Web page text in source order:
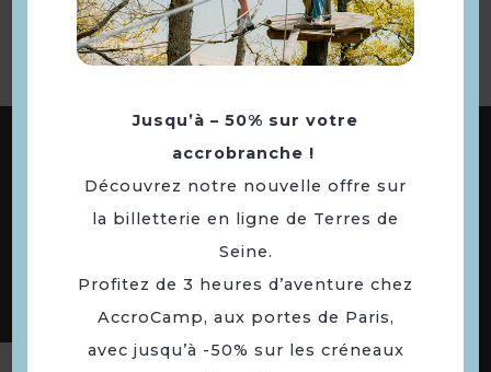
ABONNEZ-VOUS À NOTRE NEWSLETTER
DE NOTRE TERRITOIRE
Jusqu’à – 50% sur votre
accrobranche !
Découvrez notre nouvelle offre sur
la billetterie en ligne de Terres de
Seine.
Profitez de 3 heures d’aventure chez
AccroCamp, aux portes de Paris,
avec jusqu’à -50% sur les créneaux